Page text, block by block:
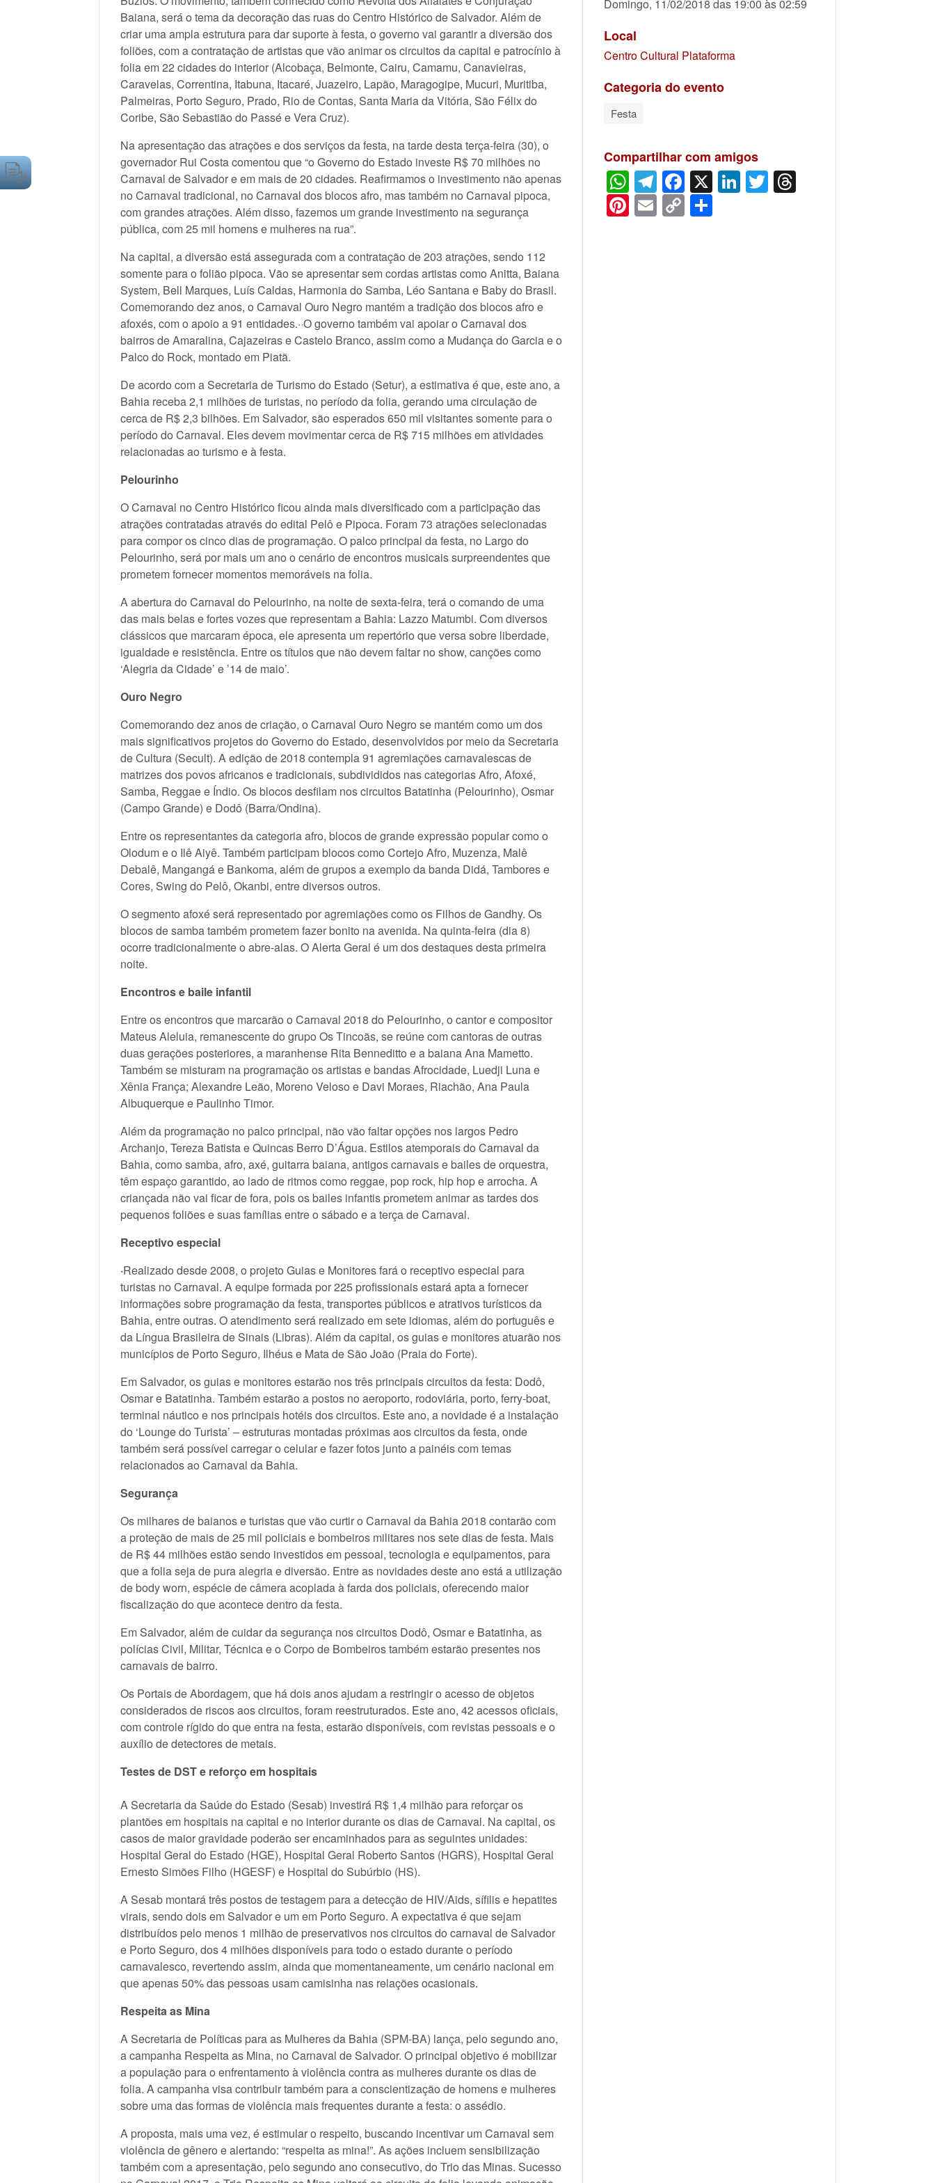
Baiana, será o tema da decoração das ruas do Centro Histórico de Salvador. Além de
criar uma ampla estrutura para dar suporte à festa, o governo vai garantir a diversão dos
foliões, com a contratação de artistas que vão animar os circuitos da capital e patrocínio à
folia em 22 cidades do interior (Alcobaça, Belmonte, Cairu, Camamu, Canavieiras,
Caravelas, Correntina, Itabuna, Itacaré, Juazeiro, Lapão, Maragogipe, Mucuri, Muritiba,
Palmeiras, Porto Seguro, Prado, Rio de Contas, Santa Maria da Vitória, São Félix do
Coribe, São Sebastião do Passé e Vera Cruz).
Na apresentação das atrações e dos serviços da festa, na tarde desta terça-feira (30), o
governador Rui Costa comentou que “o Governo do Estado investe R$ 70 milhões no
Carnaval de Salvador e em mais de 20 cidades. Reafirmamos o investimento não apenas
no Carnaval tradicional, no Carnaval dos blocos afro, mas também no Carnaval pipoca,
com grandes atrações. Além disso, fazemos um grande investimento na segurança
pública, com 25 mil homens e mulheres na rua”.
Na capital, a diversão está assegurada com a contratação de 203 atrações, sendo 112
somente para o folião pipoca. Vão se apresentar sem cordas artistas como Anitta, Baiana
System, Bell Marques, Luís Caldas, Harmonia do Samba, Léo Santana e Baby do Brasil.
Comemorando dez anos, o Carnaval Ouro Negro mantém a tradição dos blocos afro e
afoxés, com o apoio a 91 entidades.··O governo também vai apoiar o Carnaval dos
bairros de Amaralina, Cajazeiras e Castelo Branco, assim como a Mudança do Garcia e o
Palco do Rock, montado em Piatã.
De acordo com a Secretaria de Turismo do Estado (Setur), a estimativa é que, este ano, a
Bahia receba 2,1 milhões de turistas, no período da folia, gerando uma circulação de
cerca de R$ 2,3 bilhões. Em Salvador, são esperados 650 mil visitantes somente para o
período do Carnaval. Eles devem movimentar cerca de R$ 715 milhões em atividades
relacionadas ao turismo e à festa.
Pelourinho
O Carnaval no Centro Histórico ficou ainda mais diversificado com a participação das
atrações contratadas através do edital Pelô e Pipoca. Foram 73 atrações selecionadas
para compor os cinco dias de programação. O palco principal da festa, no Largo do
Pelourinho, será por mais um ano o cenário de encontros musicais surpreendentes que
prometem fornecer momentos memoráveis na folia.
A abertura do Carnaval do Pelourinho, na noite de sexta-feira, terá o comando de uma
das mais belas e fortes vozes que representam a Bahia: Lazzo Matumbi. Com diversos
clássicos que marcaram época, ele apresenta um repertório que versa sobre liberdade,
igualdade e resistência. Entre os títulos que não devem faltar no show, canções como
‘Alegria da Cidade’ e ’14 de maio’.
Ouro Negro
Comemorando dez anos de criação, o Carnaval Ouro Negro se mantém como um dos
mais significativos projetos do Governo do Estado, desenvolvidos por meio da Secretaria
de Cultura (Secult). A edição de 2018 contempla 91 agremiações carnavalescas de
matrizes dos povos africanos e tradicionais, subdivididos nas categorias Afro, Afoxé,
Samba, Reggae e Índio. Os blocos desfilam nos circuitos Batatinha (Pelourinho), Osmar
(Campo Grande) e Dodô (Barra/Ondina).
Entre os representantes da categoria afro, blocos de grande expressão popular como o
Olodum e o Ilê Aiyê. Também participam blocos como Cortejo Afro, Muzenza, Malê
Debalê, Mangangá e Bankoma, além de grupos a exemplo da banda Didá, Tambores e
Cores, Swing do Pelô, Okanbi, entre diversos outros.
O segmento afoxé será representado por agremiações como os Filhos de Gandhy. Os
blocos de samba também prometem fazer bonito na avenida. Na quinta-feira (dia 8)
ocorre tradicionalmente o abre-alas. O Alerta Geral é um dos destaques desta primeira
noite.
Encontros e baile infantil
Entre os encontros que marcarão o Carnaval 2018 do Pelourinho, o cantor e compositor
Mateus Aleluia, remanescente do grupo Os Tincoãs, se reúne com cantoras de outras
duas gerações posteriores, a maranhense Rita Benneditto e a baiana Ana Mametto.
Também se misturam na programação os artistas e bandas Afrocidade, Luedji Luna e
Xênia França; Alexandre Leão, Moreno Veloso e Davi Moraes, Riachão, Ana Paula
Albuquerque e Paulinho Timor.
Além da programação no palco principal, não vão faltar opções nos largos Pedro
Archanjo, Tereza Batista e Quincas Berro D’Água. Estilos atemporais do Carnaval da
Bahia, como samba, afro, axé, guitarra baiana, antigos carnavais e bailes de orquestra,
têm espaço garantido, ao lado de ritmos como reggae, pop rock, hip hop e arrocha. A
criançada não vai ficar de fora, pois os bailes infantis prometem animar as tardes dos
pequenos foliões e suas famílias entre o sábado e a terça de Carnaval.
Receptivo especial
·Realizado desde 2008, o projeto Guias e Monitores fará o receptivo especial para
turistas no Carnaval. A equipe formada por 225 profissionais estará apta a fornecer
informações sobre programação da festa, transportes públicos e atrativos turísticos da
Bahia, entre outras. O atendimento será realizado em sete idiomas, além do português e
da Língua Brasileira de Sinais (Libras). Além da capital, os guias e monitores atuarão nos
municípios de Porto Seguro, Ilhéus e Mata de São João (Praia do Forte).
Em Salvador, os guias e monitores estarão nos três principais circuitos da festa: Dodô,
Osmar e Batatinha. Também estarão a postos no aeroporto, rodoviária, porto, ferry-boat,
terminal náutico e nos principais hotéis dos circuitos. Este ano, a novidade é a instalação
do ‘Lounge do Turista’ – estruturas montadas próximas aos circuitos da festa, onde
também será possível carregar o celular e fazer fotos junto a painéis com temas
relacionados ao Carnaval da Bahia.
Segurança
Os milhares de baianos e turistas que vão curtir o Carnaval da Bahia 2018 contarão com
a proteção de mais de 25 mil policiais e bombeiros militares nos sete dias de festa. Mais
de R$ 44 milhões estão sendo investidos em pessoal, tecnologia e equipamentos, para
que a folia seja de pura alegria e diversão. Entre as novidades deste ano está a utilização
de body worn, espécie de câmera acoplada à farda dos policiais, oferecendo maior
fiscalização do que acontece dentro da festa.
Em Salvador, além de cuidar da segurança nos circuitos Dodô, Osmar e Batatinha, as
polícias Civil, Militar, Técnica e o Corpo de Bombeiros também estarão presentes nos
carnavais de bairro.
Os Portais de Abordagem, que há dois anos ajudam a restringir o acesso de objetos
considerados de riscos aos circuitos, foram reestruturados. Este ano, 42 acessos oficiais,
com controle rígido do que entra na festa, estarão disponíveis, com revistas pessoais e o
auxílio de detectores de metais.
Testes de DST e reforço em hospitais
A Secretaria da Saúde do Estado (Sesab) investirá R$ 1,4 milhão para reforçar os
plantões em hospitais na capital e no interior durante os dias de Carnaval. Na capital, os
casos de maior gravidade poderão ser encaminhados para as seguintes unidades:
Hospital Geral do Estado (HGE), Hospital Geral Roberto Santos (HGRS), Hospital Geral
Ernesto Simões Filho (HGESF) e Hospital do Subúrbio (HS).
A Sesab montará três postos de testagem para a detecção de HIV/Aids, sífilis e hepatites
virais, sendo dois em Salvador e um em Porto Seguro. A expectativa é que sejam
distribuídos pelo menos 1 milhão de preservativos nos circuitos do carnaval de Salvador
e Porto Seguro, dos 4 milhões disponíveis para todo o estado durante o período
carnavalesco, revertendo assim, ainda que momentaneamente, um cenário nacional em
que apenas 50% das pessoas usam camisinha nas relações ocasionais.
Respeita as Mina
A Secretaria de Políticas para as Mulheres da Bahia (SPM-BA) lança, pelo segundo ano,
a campanha Respeita as Mina, no Carnaval de Salvador. O principal objetivo é mobilizar
a população para o enfrentamento à violência contra as mulheres durante os dias de
folia. A campanha visa contribuir também para a conscientização de homens e mulheres
sobre uma das formas de violência mais frequentes durante a festa: o assédio.
A proposta, mais uma vez, é estimular o respeito, buscando incentivar um Carnaval sem
violência de gênero e alertando: “respeita as mina!”. As ações incluem sensibilização
também com a apresentação, pelo segundo ano consecutivo, do Trio das Minas. Sucesso
Domingo, 11/02/2018 das 19:00 às 02:59
Local
Centro Cultural Plataforma
Categoria do evento
Festa
Compartilhar com amigos
WhatsApp
Telegram
Facebook
X LinkedIn
Twitter
Pinterest
Email
Copy
Link